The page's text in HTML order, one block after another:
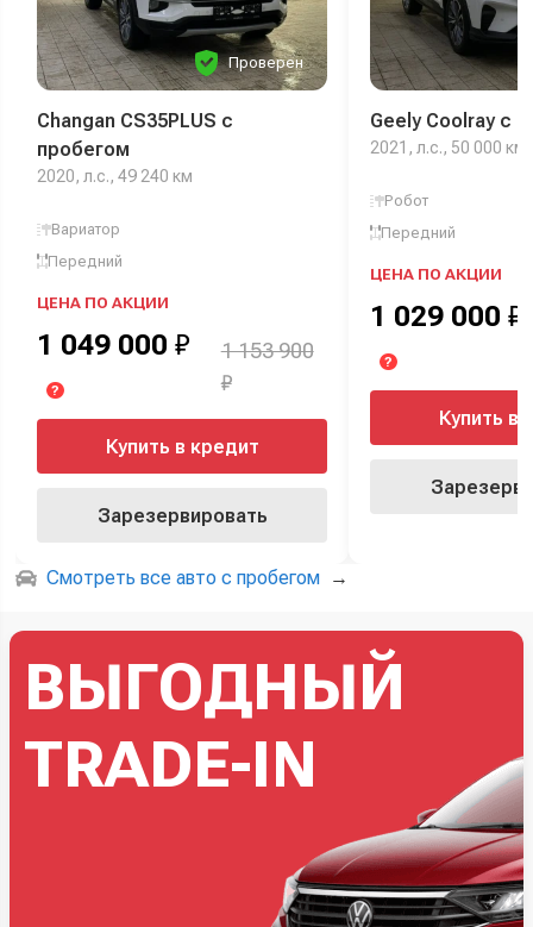
Проверен
Changan CS35PLUS с
пробегом
2020, л.с., 49 240 км
Вариатор
Передний
ЦЕНА ПО АКЦИИ
1 049 000 ₽
?
1 153 900
₽
Купить в кредит
Зарезервировать
Geely Coolray с
2021, л.с., 50 000 км
Робот
Передний
ЦЕНА ПО АКЦИИ
1 029 000 ₽
?
Купить в
Смотреть все авто с пробегом →
ВЫГОДНЫЙ
TRADE-IN